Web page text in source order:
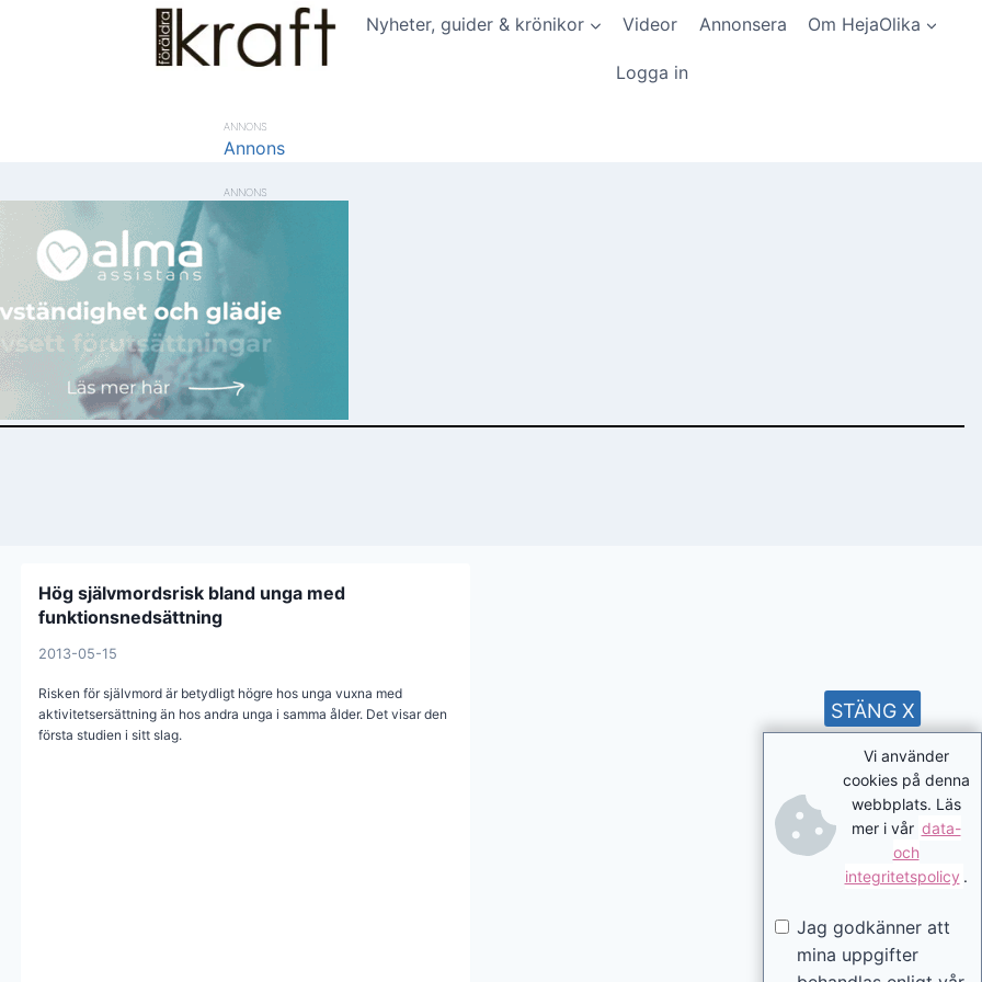
Nyheter, guider & krönikor Videor Annonsera Om HejaOlika
Logga in
ANNONS
ANNONS
Hög självmordsrisk bland unga med
funktionsnedsättning
2013-05-15
Risken för självmord är betydligt högre hos unga vuxna med
aktivitetsersättning än hos andra unga i samma ålder. Det visar den
första studien i sitt slag.
Vi använder
cookies på denna
webbplats. Läs
mer i vår data-
och
integritetspolicy .
Jag godkänner att
mina uppgifter
STÄNG X